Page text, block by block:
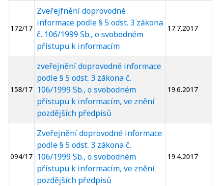
172/17
Zveřejfnění doprovodné
informace podle § 5 odst. 3 zákona
č. 106/1999 Sb., o svobodném
přístupu k informacím
17.7.2017
158/17
zveřejnění doprovodné informace
podle § 5 odst. 3 zákona č.
106/1999 Sb., o svobodném
přístupu k informacím, ve znění
pozdějších předpisů
19.6.2017
094/17
Zveřejnění doprovodné informace
podle § 5 odst. 3 zákona č.
106/1999 Sb., o svobodném
přístupu k informacím, ve znění
pozdějších předpisů
19.4.2017